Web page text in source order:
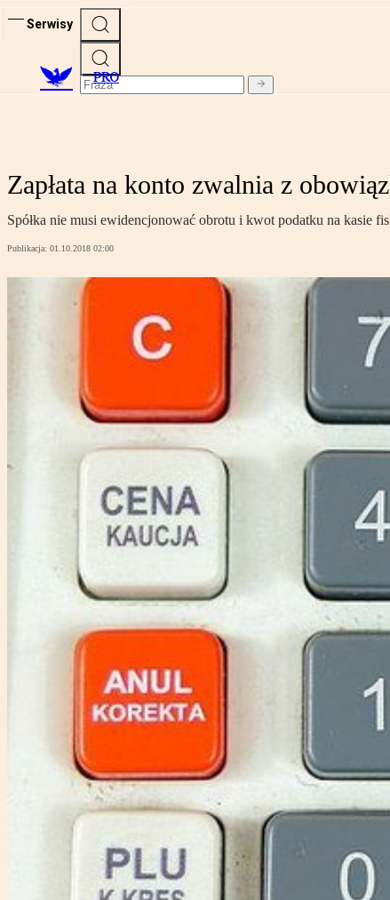
Serwisy
PRO
Zapłata na konto zwalnia z
Spółka nie musi ewidencjonować obrotu i kwot podatku na kasie
Publikacja: 01.10.2018 02:00